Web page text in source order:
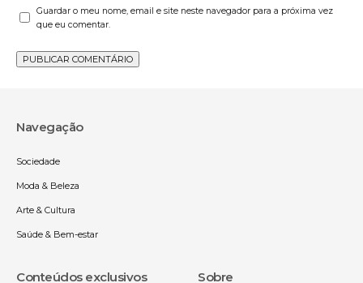
Guardar o meu nome, email e site neste navegador para a próxima vez
que eu comentar.
Navegação
Sociedade
Moda & Beleza
Arte & Cultura
Saúde & Bem-estar
Conteúdos exclusivos Sobre